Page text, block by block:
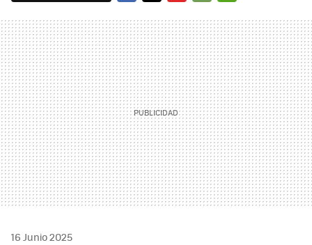
MAIL
16 Junio 2025